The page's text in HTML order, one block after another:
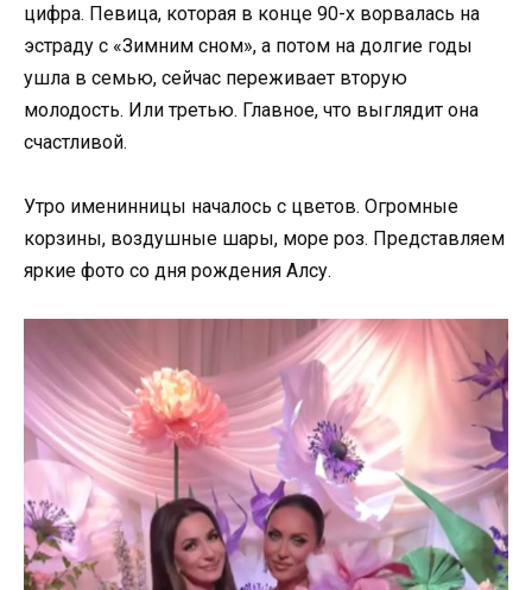
цифра. Певица, которая в конце 90-х ворвалась на
эстраду с «Зимним сном», а потом на долгие годы
ушла в семью, сейчас переживает вторую
молодость. Или третью. Главное, что выглядит она
счастливой.
Утро именинницы началось с цветов. Огромные
корзины, воздушные шары, море роз. Представляем
яркие фото со дня рождения Алсу.